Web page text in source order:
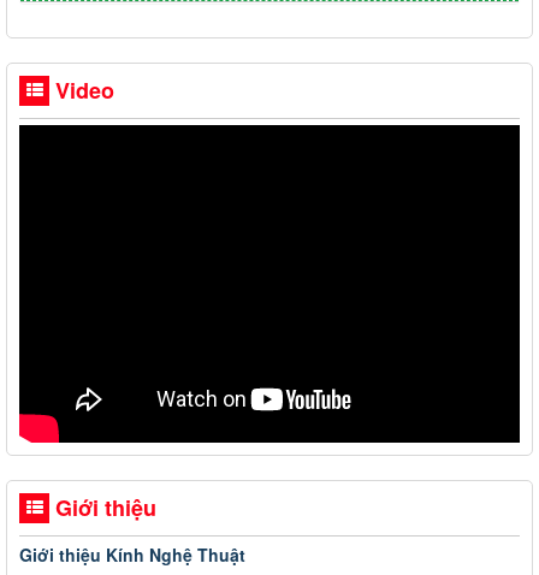
Video
Giới thiệu
Giới thiệu Kính Nghệ Thuật